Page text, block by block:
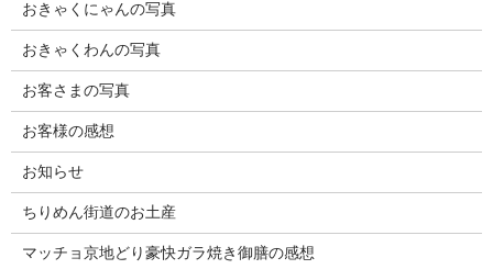
おきゃくにゃんの写真
おきゃくわんの写真
お客さまの写真
お客様の感想
お知らせ
ちりめん街道のお土産
マッチョ京地どり豪快ガラ焼き御膳の感想